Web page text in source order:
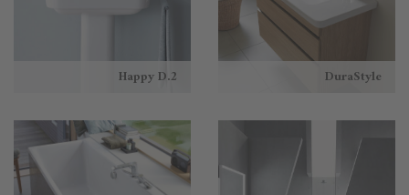
DuraStyle
Happy D.2